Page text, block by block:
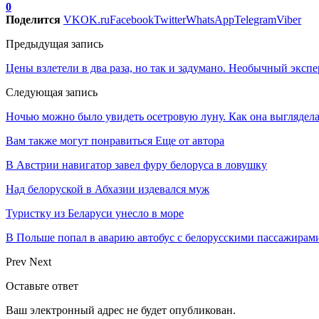
0
Поделится VKOK.ruFacebookTwitterWhatsAppTelegramViber
Предыдущая запись
Цены взлетели в два раза, но так и задумано. Необычный
Следующая запись
Ночью можно было увидеть осетровую луну. Как она выглядела
Вам также могут понравиться Еще от автора
В Австрии навигатор завел фуру белоруса в ловушку
Над белоруской в Абхазии издевался муж
Туристку из Беларуси унесло в море
В Польше попал в аварию автобус с белорусскими
Prev Next
Оставьте ответ
Ваш электронный адрес не будет опубликован.